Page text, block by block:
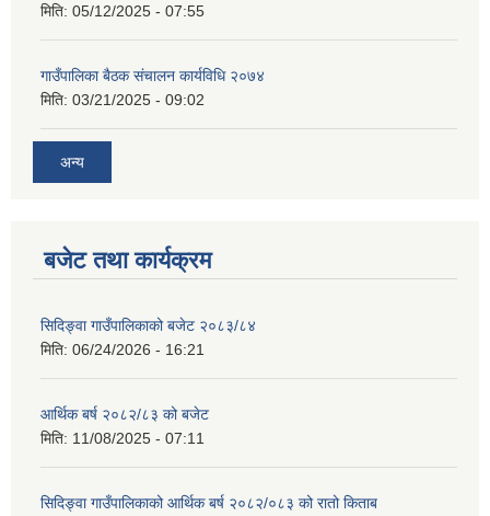
मिति: 05/12/2025 - 07:55
गाउँपालिका बैठक संचालन कार्यविधि २०७४
मिति: 03/21/2025 - 09:02
अन्य
बजेट तथा कार्यक्रम
सिदिङ्वा गाउँपालिकाको बजेट २०८३/८४
मिति: 06/24/2026 - 16:21
आर्थिक बर्ष २०८२/८३ को बजेट
मिति: 11/08/2025 - 07:11
सिदिङ्वा गाउँपालिकाको आर्थिक बर्ष २०८२/०८३ को रातो किताब